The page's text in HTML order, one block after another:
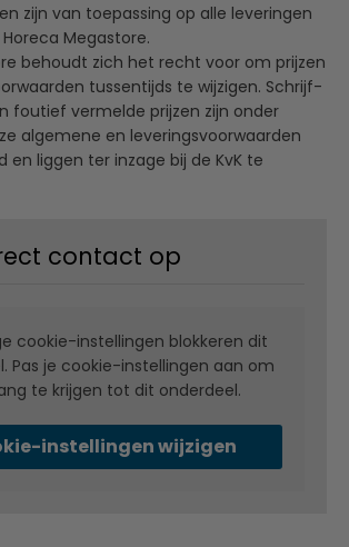
zijn van toepassing op alle leveringen
Megastore.
behoudt zich het recht voor om prijzen
tussentijds te wijzigen. Schrijf-
foutief vermelde prijzen zijn onder
algemene en leveringsvoorwaarden
en liggen ter inzage bij de KvK te
contact op
cookie-instellingen blokkeren dit
Pas je cookie-instellingen aan om
te krijgen tot dit onderdeel.
instellingen wijzigen